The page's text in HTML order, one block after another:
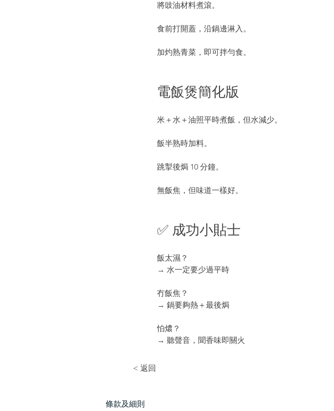
將豉油材料煮滾。
食前打開蓋，沿鍋邊淋入。
加灼熟青菜，即可拌勻食。
電飯煲簡化版
米＋水＋油照平時煮飯，但水減少。
飯半熟時加料。
跳掣後焗 10 分鐘。
無飯焦，但味道一樣好。
✅ 成功小貼士
飯太濕？
→ 水一定要少過平時
冇飯焦？
→ 鍋要夠熱＋最後焗
怕燶？
→ 聽聲音，聞香味即關火
< 返回
​條款及細則